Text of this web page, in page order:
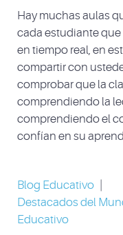
Hay muchas aulas
cada estudiante
en tiempo real, en
compartir con
comprobar que la
comprendiendo la
comprendiendo el
confían en su
Blog Educativo
Destacados del
Educativo